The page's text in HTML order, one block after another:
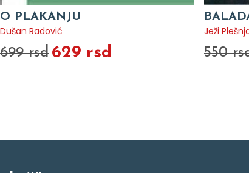
O PLAKANJU
Dušan Radović
699 rsd 629 rsd
Ježi
550